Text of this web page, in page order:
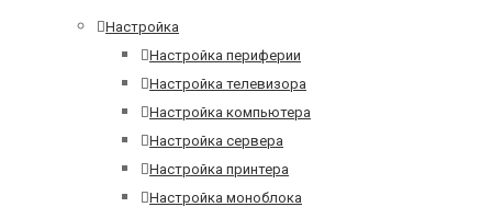
Настройка
Настройка периферии
Настройка телевизора
Настройка компьютера
Настройка сервера
Настройка принтера
Настройка моноблока